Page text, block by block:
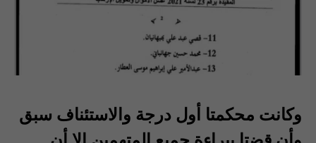
وكانت محكمتا أول درجة والاستئناف سبق